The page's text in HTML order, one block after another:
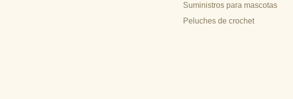
Suministros para mascotas
Peluches de crochet